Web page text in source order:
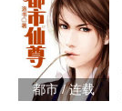
都市 / 连载